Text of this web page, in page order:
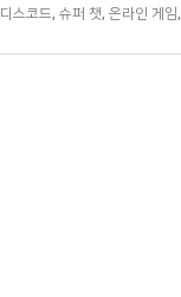
디스코드, 슈퍼 챗, 온라인 게임,